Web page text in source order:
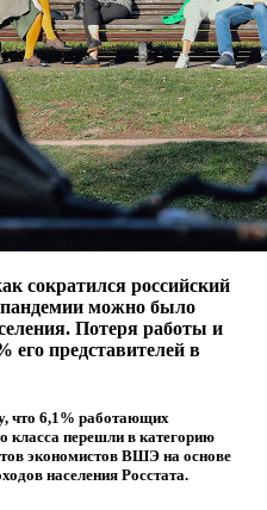
сократился российский
пандемии можно было
Потеря работы и
его представителей в
что 6,1% работающих
класса перешли в категорию
экономистов ВШЭ на основе
населения Росстата.